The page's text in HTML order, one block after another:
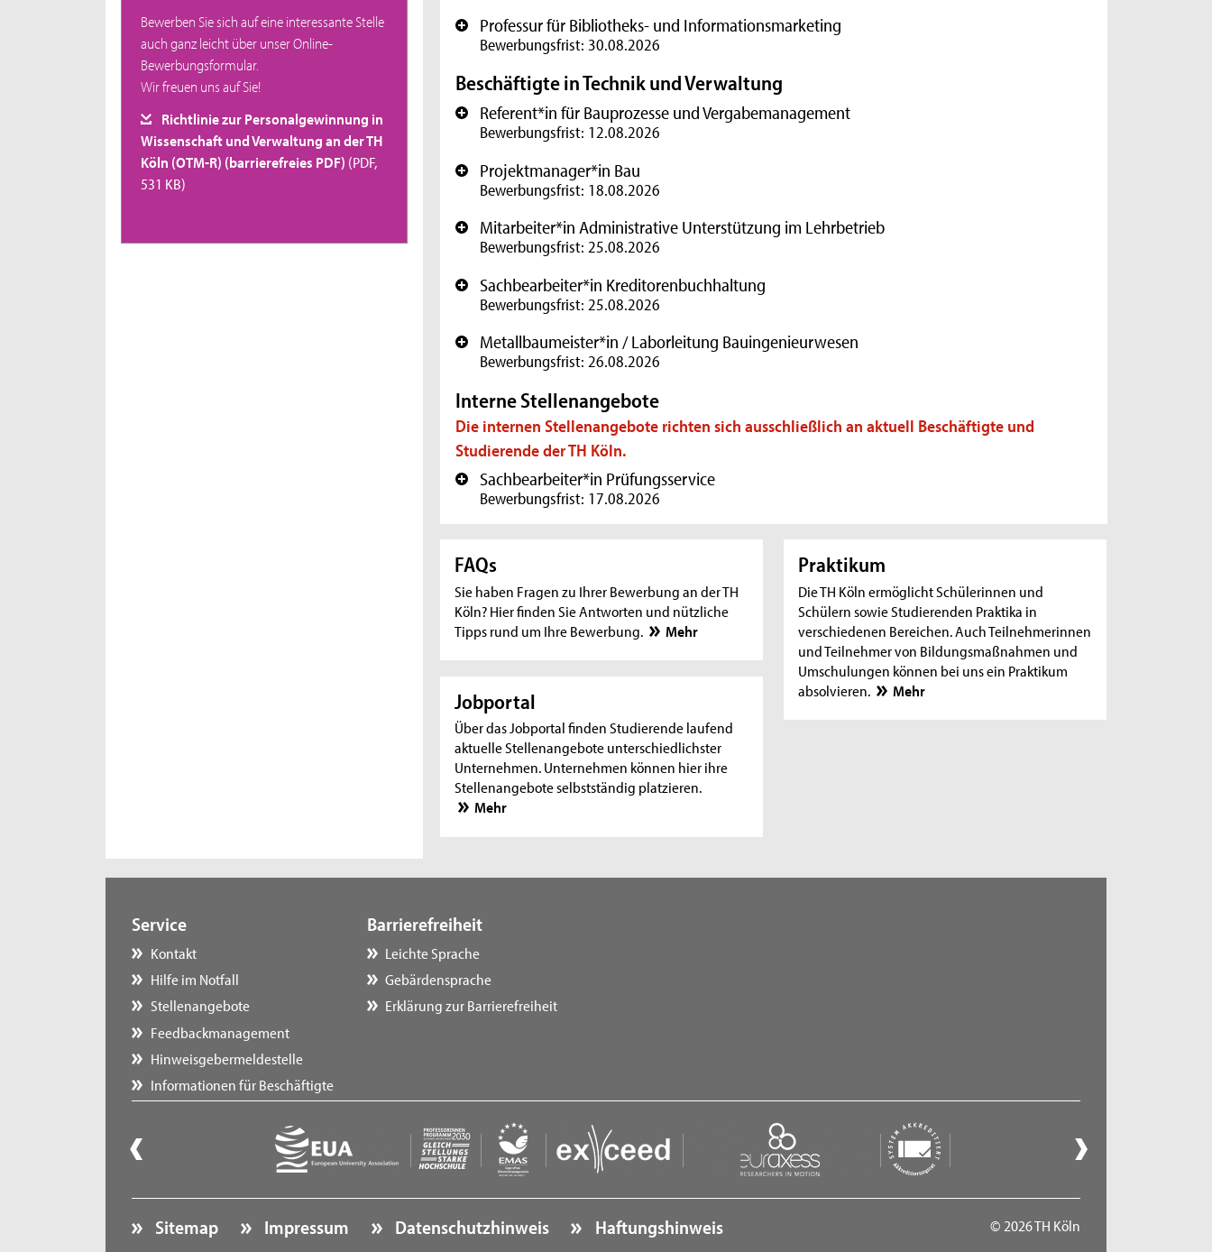
Bewerben Sie sich auf eine interessante Stelle
auch ganz leicht über unser Online-
Bewerbungsformular.
Wir freuen uns auf Sie!
Richtlinie zur Personalgewinnung in
Wissenschaft und Verwaltung an der TH
Köln (OTM-R) (barrierefreies PDF) (PDF,
531 KB)
+ Professur für Bibliotheks- und Informationsmarketing
Bewerbungsfrist: 30.08.2026
Beschäftigte in Technik und Verwaltung
+ Referent*in für Bauprozesse und Vergabemanagement
Bewerbungsfrist: 12.08.2026
+ Projektmanager*in Bau
Bewerbungsfrist: 18.08.2026
+ Mitarbeiter*in Administrative Unterstützung im Lehrbetrieb
Bewerbungsfrist: 25.08.2026
+ Sachbearbeiter*in Kreditorenbuchhaltung
Bewerbungsfrist: 25.08.2026
+ Metallbaumeister*in / Laborleitung Bauingenieurwesen
Bewerbungsfrist: 26.08.2026
Interne Stellenangebote
Die internen Stellenangebote richten sich ausschließlich an aktuell Beschäftigte und
Studierende der TH Köln.
+ Sachbearbeiter*in Prüfungsservice
Bewerbungsfrist: 17.08.2026
FAQs
Sie haben Fragen zu Ihrer Bewerbung an der TH
Köln? Hier finden Sie Antworten und nützliche
Tipps rund um Ihre Bewerbung.
Mehr
Praktikum
Die TH Köln ermöglicht Schülerinnen und
Schülern sowie Studierenden Praktika in
verschiedenen Bereichen. Auch Teilnehmerinnen
und Teilnehmer von Bildungsmaßnahmen und
Umschulungen können bei uns ein Praktikum
absolvieren.
Mehr
Jobportal
Über das Jobportal finden Studierende laufend
aktuelle Stellenangebote unterschiedlichster
Unternehmen. Unternehmen können hier ihre
Stellenangebote selbstständig platzieren.
Mehr
Service
Kontakt
Hilfe im Notfall
Stellenangebote
Feedbackmanagement
Hinweisgebermeldestelle
Informationen für Beschäftigte
Barrierefreiheit
Leichte Sprache
Gebärdensprache
Erklärung zur Barrierefreiheit
Sitemap Impressum Datenschutzhinweis Haftungshinweis © 2026 TH Köln